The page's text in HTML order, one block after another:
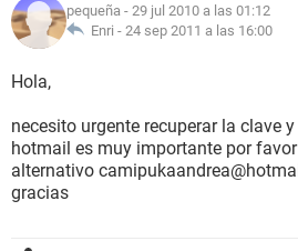
pequeña - 29 jul 2010 a las 01:12
Enri - 24 sep 2011 a las 16:00
Hola,
necesito urgente recuperar la clave
hotmail es muy importante por
alternativo
gracias